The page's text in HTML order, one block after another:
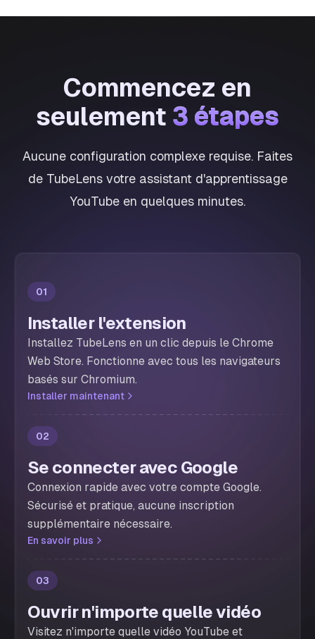
Commencez en
seulement 3 étapes
3 étapes
Aucune configuration complexe requise. Faites
de TubeLens votre assistant d'apprentissage
YouTube en quelques minutes.
01
Installer l'extension
Installez TubeLens en un clic depuis le Chrome
Web Store. Fonctionne avec tous les navigateurs
basés sur Chromium.
Installer maintenant
02
Se connecter avec Google
Connexion rapide avec votre compte Google.
Sécurisé et pratique, aucune inscription
supplémentaire nécessaire.
En savoir plus
03
Ouvrir n'importe quelle vidéo
Visitez n'importe quelle vidéo YouTube et